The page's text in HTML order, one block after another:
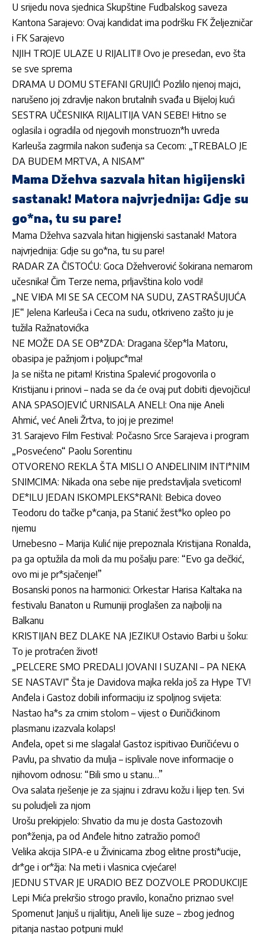
U srijedu nova sjednica Skupštine Fudbalskog saveza
Kantona Sarajevo: Ovaj kandidat ima podršku FK Željezničar
i FK Sarajevo
NJIH TROJE ULAZE U RIJALITI! Ovo je presedan, evo šta
se sve sprema
DRAMA U DOMU STEFANI GRUJIĆ! Pozlilo njenoj majci,
narušeno joj zdravlje nakon brutalnih svađa u Bijeloj kući
SESTRA UČESNIKA RIJALITIJA VAN SEBE! Hitno se
oglasila i ogradila od njegovih monstruozn*h uvreda
Karleuša zagrmila nakon suđenja sa Cecom: „TREBALO JE
DA BUDEM MRTVA, A NISAM“
Mama Džehva sazvala hitan higijenski
sastanak! Matora najvrjednija: Gdje su
go*na, tu su pare!
Mama Džehva sazvala hitan higijenski sastanak! Matora
najvrjednija: Gdje su go*na, tu su pare!
RADAR ZA ČISTOĆU: Goca Džehverović šokirana nemarom
učesnika! Čim Terze nema, prljavština kolo vodi!
„NE VIĐA MI SE SA CECOM NA SUDU, ZASTRAŠUJUĆA
JE“ Jelena Karleuša i Ceca na sudu, otkriveno zašto ju je
tužila Ražnatovićka
NE MOŽE DA SE OB*ZDA: Dragana ščep*la Matoru,
obasipa je pažnjom i poljupc*ma!
Ja se ništa ne pitam! Kristina Spalević progovorila o
Kristijanu i prinovi – nada se da će ovaj put dobiti djevojčicu!
ANA SPASOJEVIĆ URNISALA ANELI: Ona nije Aneli
Ahmić, već Aneli Žrtva, to joj je prezime!
31. Sarajevo Film Festival: Počasno Srce Sarajeva i program
„Posvećeno“ Paolu Sorentinu
OTVORENO REKLA ŠTA MISLI O ANĐELINIM INTI*NIM
SNIMCIMA: Nikada ona sebe nije predstavljala sveticom!
DE*ILU JEDAN ISKOMPLEKS*RANI: Bebica doveo
Teodoru do tačke p*canja, pa Stanić žest*ko opleo po
njemu
Urnebesno – Marija Kulić nije prepoznala Kristijana Ronalda,
pa ga optužila da moli da mu pošalju pare: “Evo ga dečkić,
ovo mi je pr*sjačenje!”
Bosanski ponos na harmonici: Orkestar Harisa Kaltaka na
festivalu Banaton u Rumuniji proglašen za najbolji na
Balkanu
KRISTIJAN BEZ DLAKE NA JEZIKU! Ostavio Barbi u šoku:
To je protraćen život!
„PELCERE SMO PREDALI JOVANI I SUZANI – PA NEKA
SE NASTAVI“ Šta je Davidova majka rekla još za Hype TV!
Anđela i Gastoz dobili informaciju iz spoljnog svijeta:
Nastao ha*s za crnim stolom – vijest o Đuričićkinom
plasmanu izazvala kolaps!
Anđela, opet si me slagala! Gastoz ispitivao Đuričićevu o
Pavlu, pa shvatio da mulja – isplivale nove informacije o
njihovom odnosu: “Bili smo u stanu…”
Ova salata rješenje je za sjajnu i zdravu kožu i lijep ten. Svi
su poludjeli za njom
Urošu prekipjelo: Shvatio da mu je dosta Gastozovih
pon*ženja, pa od Anđele hitno zatražio pomoć!
Velika akcija SIPA-e u Živinicama zbog elitne prosti*ucije,
dr*ge i or*žja: Na meti i vlasnica cvjećare!
JEDNU STVAR JE URADIO BEZ DOZVOLE PRODUKCIJE
Lepi Mića prekršio strogo pravilo, konačno priznao sve!
Spomenut Janjuš u rijalitiju, Aneli lije suze – zbog jednog
pitanja nastao potpuni muk!